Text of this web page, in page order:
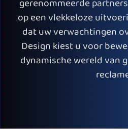
gerenommeerde
op een vlekkeloze
dat uw verwachtingen
Design kiest u voor
dynamische wereld van